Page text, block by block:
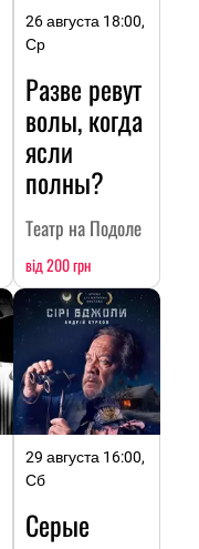
26 августа 18:00,
Ср
Разве ревут
волы, когда
ясли
полны?
Театр на Подоле
від 200 грн
29 августа 16:00,
Сб
Серые